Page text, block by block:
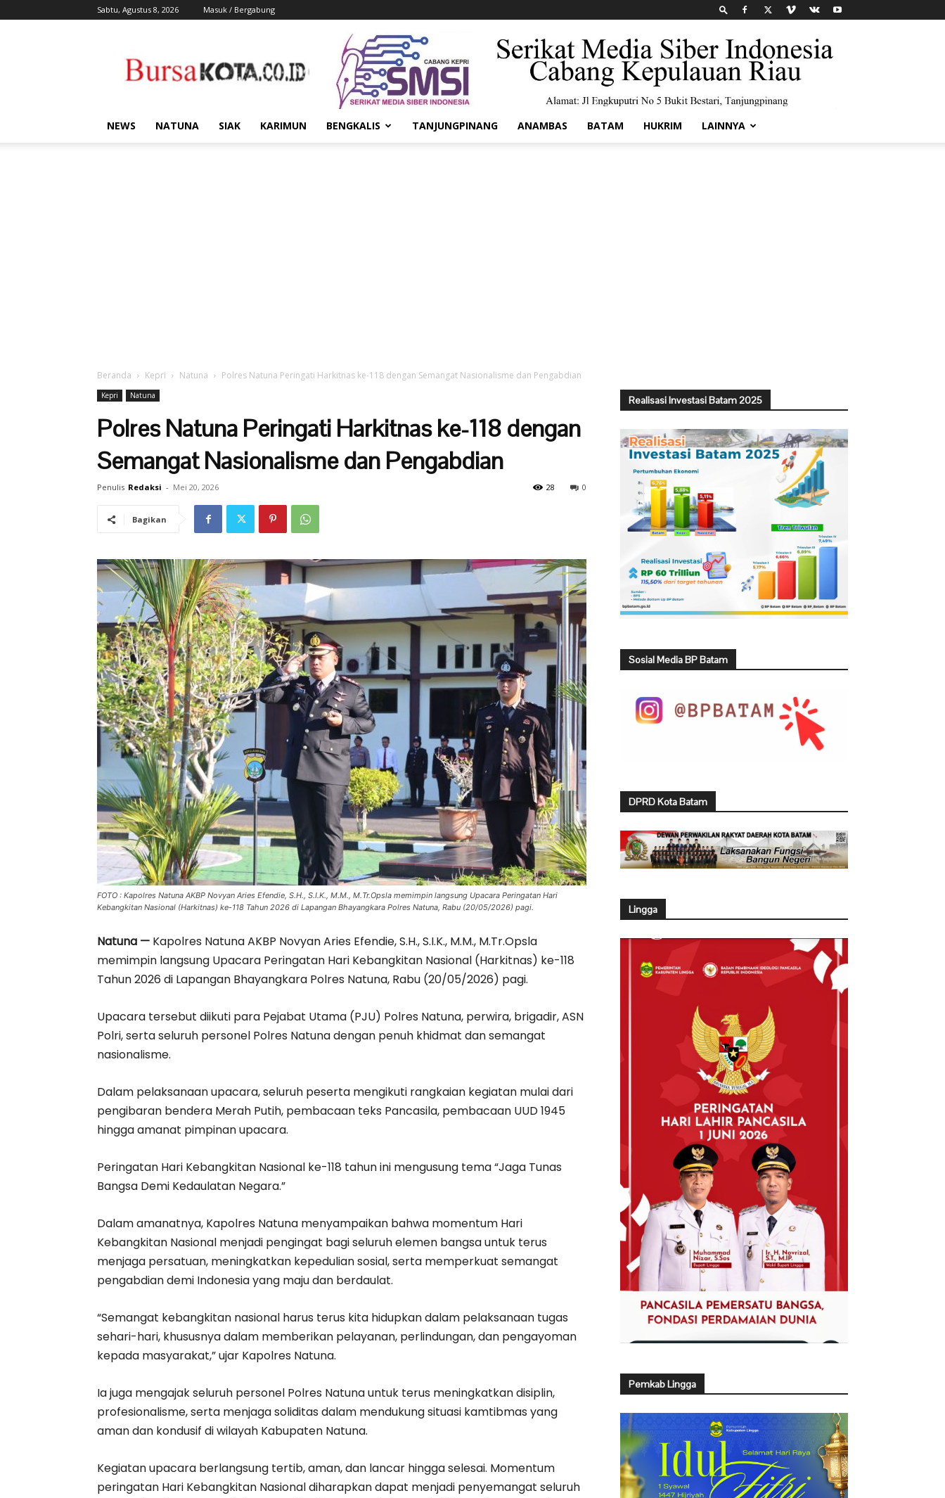
Sabtu, Agustus 8, 2026 Masuk / Bergabung
Kota
NEWS NATUNA SIAK KARIMUN BENGKALIS TANJUNGPINANG ANAMBAS BATAM HUKRIM LAINNYA
Beranda Kepri Natuna Polres Natuna Peringati Harkitnas ke-118 dengan Semangat Nasionalisme dan Pengabdian
Kepri Natuna
Polres Natuna Peringati Harkitnas ke-118 dengan
Semangat Nasionalisme dan Pengabdian
Penulis Redaksi - Mei 20, 2026 0
28
Bagikan
FOTO : Kapolres Natuna AKBP Novyan Aries Efendie, S.H., S.I.K., M.M., M.Tr.Opsla memimpin langsung Upacara Peringatan Hari
Kebangkitan Nasional (Harkitnas) ke-118 Tahun 2026 di Lapangan Bhayangkara Polres Natuna, Rabu (20/05/2026) pagi.
Natuna — Kapolres Natuna AKBP Novyan Aries Efendie, S.H., S.I.K., M.M., M.Tr.Opsla
memimpin langsung Upacara Peringatan Hari Kebangkitan Nasional (Harkitnas) ke-118
Tahun 2026 di Lapangan Bhayangkara Polres Natuna, Rabu (20/05/2026) pagi.
Upacara tersebut diikuti para Pejabat Utama (PJU) Polres Natuna, perwira, brigadir, ASN
Polri, serta seluruh personel Polres Natuna dengan penuh khidmat dan semangat
nasionalisme.
Dalam pelaksanaan upacara, seluruh peserta mengikuti rangkaian kegiatan mulai dari
pengibaran bendera Merah Putih, pembacaan teks Pancasila, pembacaan UUD 1945
hingga amanat pimpinan upacara.
Peringatan Hari Kebangkitan Nasional ke-118 tahun ini mengusung tema “Jaga Tunas
Bangsa Demi Kedaulatan Negara.”
Dalam amanatnya, Kapolres Natuna menyampaikan bahwa momentum Hari
Kebangkitan Nasional menjadi pengingat bagi seluruh elemen bangsa untuk terus
menjaga persatuan, meningkatkan kepedulian sosial, serta memperkuat semangat
pengabdian demi Indonesia yang maju dan berdaulat.
“Semangat kebangkitan nasional harus terus kita hidupkan dalam pelaksanaan tugas
sehari-hari, khususnya dalam memberikan pelayanan, perlindungan, dan pengayoman
kepada masyarakat,” ujar Kapolres Natuna.
Ia juga mengajak seluruh personel Polres Natuna untuk terus meningkatkan disiplin,
profesionalisme, serta menjaga soliditas dalam mendukung situasi kamtibmas yang
aman dan kondusif di wilayah Kabupaten Natuna.
Kegiatan upacara berlangsung tertib, aman, dan lancar hingga selesai. Momentum
peringatan Hari Kebangkitan Nasional diharapkan dapat menjadi penyemangat seluruh
Realisasi Investasi Batam 2025
Sosial Media BP Batam
DPRD Kota Batam
Lingga
Pemkab Lingga